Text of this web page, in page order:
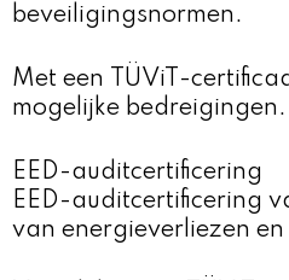
beveiligingsnormen.
Met een TÜViT-
mogelijke bedreigingen.
EED-auditcertificering
EED-auditcertificering
van energieverliezen